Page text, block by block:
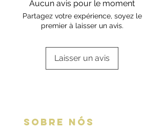
respetiva informação.
oferta
Aucun avis pour le moment
Partagez votre expérience, soyez le
premier à laisser un avis.
Laisser un avis
SOBRE NÓS